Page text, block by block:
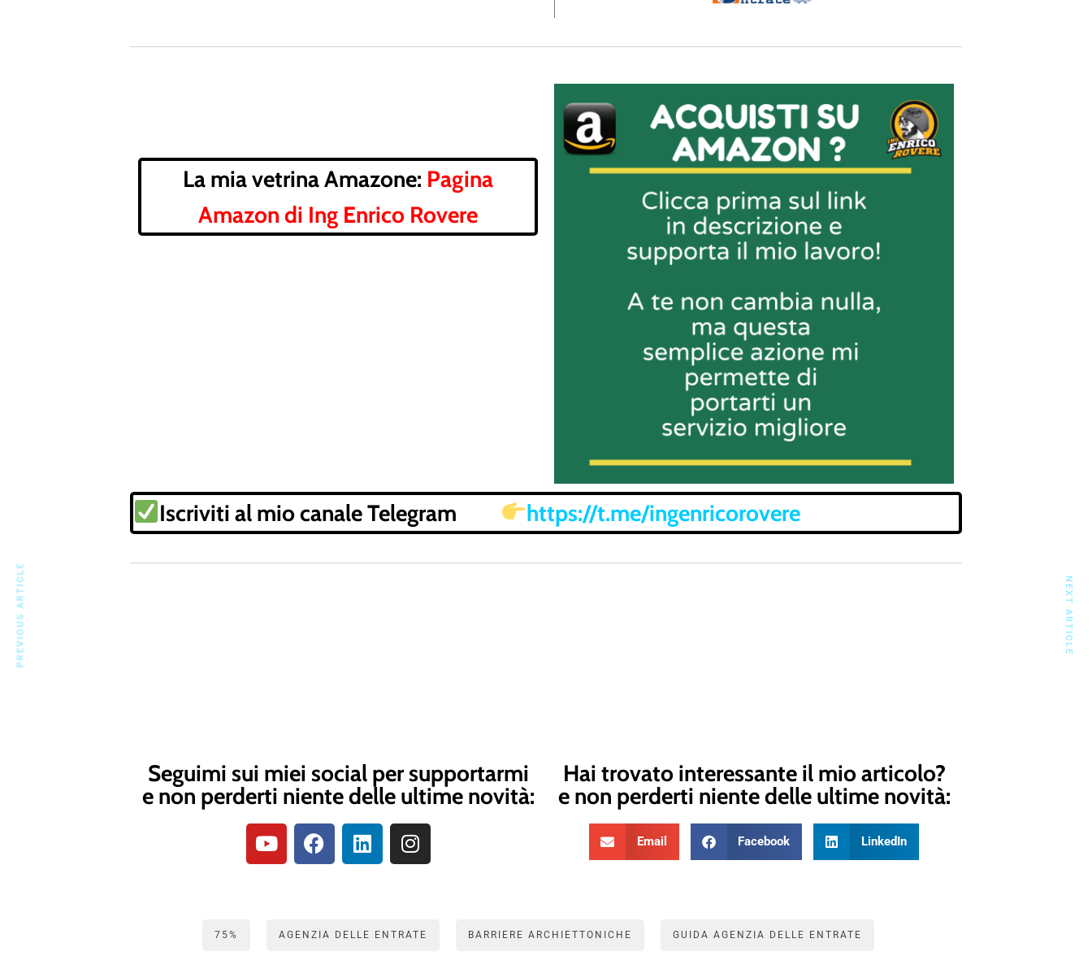
La mia vetrina Amazone: Pagina
Amazon di Ing Enrico Rovere
Iscriviti al mio canale Telegram https://t.me/ingenricorovere
Seguimi sui miei social per supportarmi
e non perderti niente delle ultime novità:
Hai trovato interessante il mio articolo?
e non perderti niente delle ultime novità:
Email Facebook LinkedIn
75% AGENZIA DELLE ENTRATE BARRIERE ARCHIETTONICHE GUIDA AGENZIA DELLE ENTRATE
PREVIOUS ARTICLE NEXT ARTICLE